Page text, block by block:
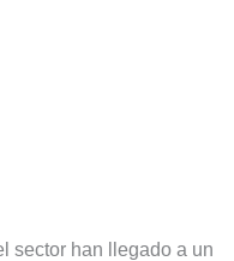
sector han llegado a un